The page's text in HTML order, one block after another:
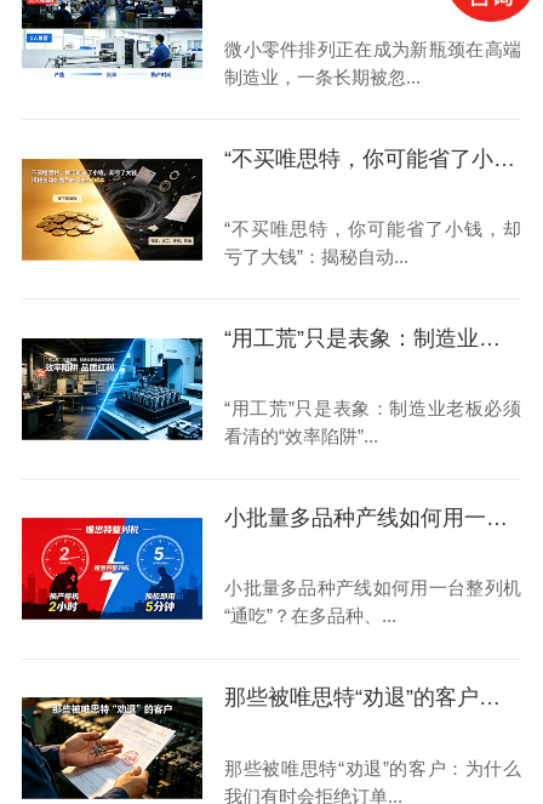
微小零件排列正在成为新瓶颈在高端
制造业，一条长期被忽...
“不买唯思特，你可能省了小钱，却亏了大钱”：揭秘自动化整列的“隐性成本”黑洞
“不买唯思特，你可能省了小钱，却
亏了大钱”：揭秘自动...
“用工荒”只是表象：制造业老板必须看清的“效率陷阱”与“品质红利”
“用工荒”只是表象：制造业老板必须
看清的“效率陷阱”...
小批量多品种产线如何用一台整列机“通吃”？
小批量多品种产线如何用一台整列机
“通吃”？在多品种、...
那些被唯思特“劝退”的客户：为什么我们有时会拒绝订单？
那些被唯思特“劝退”的客户：为什么
我们有时会拒绝订单...